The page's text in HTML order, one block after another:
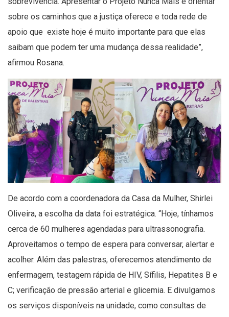
sobre os caminhos que a justiça oferece e toda rede de
apoio que existe hoje é muito importante para que elas
saibam que podem ter uma mudança dessa realidade”,
afirmou Rosana.
De acordo com a coordenadora da Casa da Mulher, Shirlei
Oliveira, a escolha da data foi estratégica. “Hoje, tínhamos
cerca de 60 mulheres agendadas para ultrassonografia.
Aproveitamos o tempo de espera para conversar, alertar e
acolher. Além das palestras, oferecemos atendimento de
enfermagem, testagem rápida de HIV, Sífilis, Hepatites B e
C; verificação de pressão arterial e glicemia. E divulgamos
os serviços disponíveis na unidade, como consultas de